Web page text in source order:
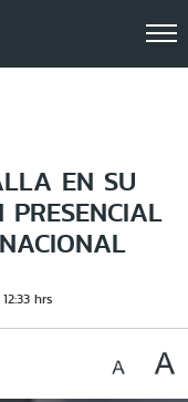
EN SU
PRESENCIAL
12:33 hrs